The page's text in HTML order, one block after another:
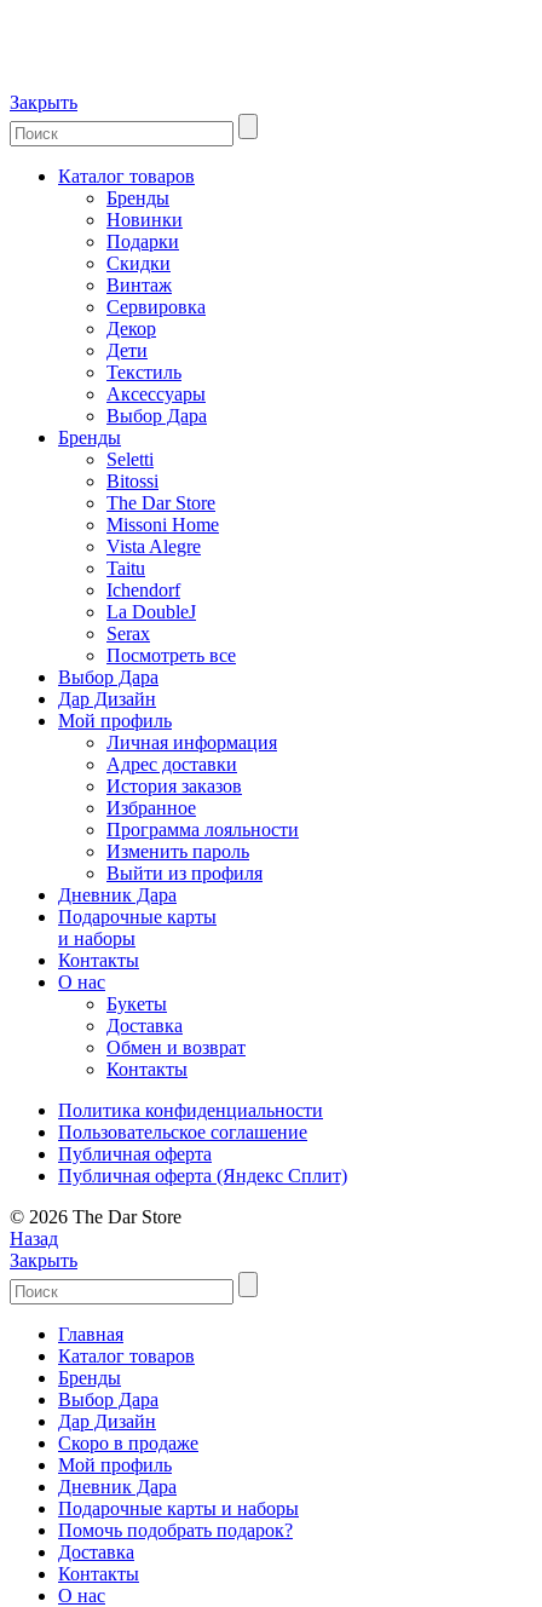
Закрыть
Каталог товаров
Бренды
Новинки
Подарки
Скидки
Винтаж
Сервировка
Декор
Дети
Текстиль
Аксессуары
Выбор Дара
Бренды
Seletti
Bitossi
The Dar Store
Missoni Home
Vista Alegre
Taitu
Ichendorf
La DoubleJ
Serax
Посмотреть все
Выбор Дара
Дар Дизайн
Мой профиль
Личная информация
Адрес доставки
История заказов
Избранное
Программа лояльности
Изменить пароль
Выйти из профиля
Дневник Дара
Подарочные карты
и наборы
Контакты
О нас
Букеты
Доставка
Обмен и возврат
Контакты
Политика конфиденциальности
Пользовательское соглашение
Публичная оферта
Публичная оферта (Яндекс Сплит)
© 2026 The Dar Store
Назад
Закрыть
Главная
Каталог товаров
Бренды
Выбор Дара
Дар Дизайн
Скоро в продаже
Мой профиль
Дневник Дара
Подарочные карты и наборы
Помочь подобрать подарок?
Доставка
Контакты
О нас